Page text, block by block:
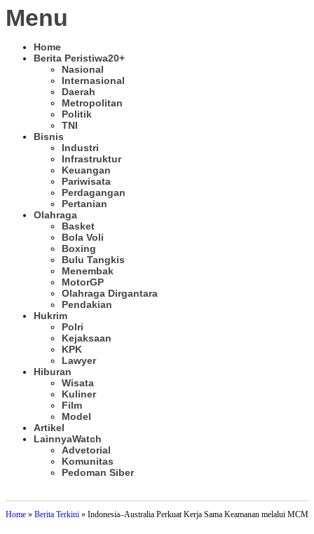
Menu
Home
Berita Peristiwa20+
Nasional
Internasional
Daerah
Metropolitan
Politik
TNI
Bisnis
Industri
Infrastruktur
Keuangan
Pariwisata
Perdagangan
Pertanian
Olahraga
Basket
Bola Voli
Boxing
Bulu Tangkis
Menembak
MotorGP
Olahraga Dirgantara
Pendakian
Hukrim
Polri
Kejaksaan
KPK
Lawyer
Hiburan
Wisata
Kuliner
Film
Model
Artikel
LainnyaWatch
Advetorial
Komunitas
Pedoman Siber
Home » Berita Terkini » Indonesia–Australia Perkuat Kerja Sama Keamanan melalui MCM